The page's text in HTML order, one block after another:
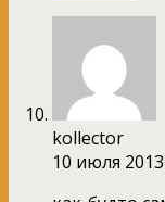
kollector
10 июля 2013